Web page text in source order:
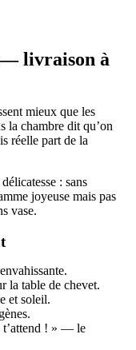
— livraison à
mieux que les
la chambre dit qu’on
réelle part de la
: sans
joyeuse mais pas
vase.
la table de chevet.
et soleil.
t’attend ! » — le